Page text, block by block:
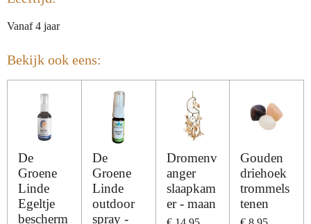
Vanaf 4 jaar
Bekijk ook eens:
De
Groene
Linde
Egeltje
bescherm
De
Groene
Linde
outdoor
spray -
Dromenv
anger
slaapkam
er - maan
Gouden
driehoek
trommels
tenen